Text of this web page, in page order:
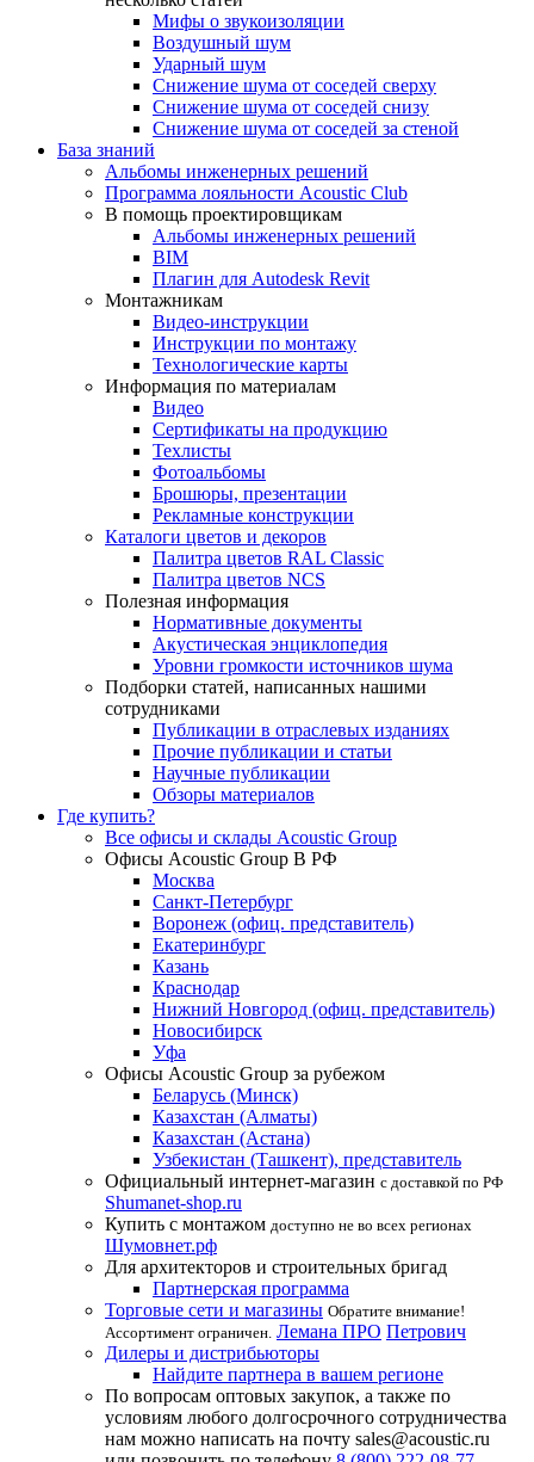
Мифы о звукоизоляции
Воздушный шум
Ударный шум
Снижение шума от соседей сверху
Снижение шума от соседей снизу
Снижение шума от соседей за стеной
База знаний
Альбомы инженерных решений
Программа лояльности Acoustic Club
В помощь проектировщикам
Альбомы инженерных решений
BIM
Плагин для Autodesk Revit
Монтажникам
Видео-инструкции
Инструкции по монтажу
Технологические карты
Информация по материалам
Видео
Сертификаты на продукцию
Техлисты
Фотоальбомы
Брошюры, презентации
Рекламные конструкции
Каталоги цветов и декоров
Палитра цветов RAL Сlassic
Палитра цветов NCS
Полезная информация
Нормативные документы
Акустическая энциклопедия
Уровни громкости источников шума
Подборки статей, написанных нашими
сотрудниками
Публикации в отраслевых изданиях
Прочие публикации и статьи
Научные публикации
Обзоры материалов
Где купить?
Все офисы и склады Acoustic Group
Офисы Acoustic Group В РФ
Москва
Санкт-Петербург
Воронеж (офиц. представитель)
Екатеринбург
Казань
Краснодар
Нижний Новгород (офиц. представитель)
Новосибирск
Уфа
Офисы Acoustic Group за рубежом
Беларусь (Минск)
Казахстан (Алматы)
Казахстан (Астана)
Узбекистан (Ташкент), представитель
Официальный интернет-магазин с доставкой по РФ
Shumanet-shop.ru
Купить с монтажом доступно не во всех регионах
Шумовнет.рф
Для архитекторов и строительных бригад
Партнерская программа
Торговые сети и магазины Обратите внимание!
Ассортимент ограничен. Лемана ПРО Петрович
Дилеры и дистрибьюторы
Найдите партнера в вашем регионе
По вопросам оптовых закупок, а также по
условиям любого долгосрочного сотрудничества
нам можно написать на почту sales@acoustic.ru